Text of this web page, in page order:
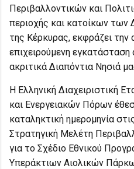
Περιβαλλοντικών και
περιοχής και κατοίκων των
της Κέρκυρας, εκφράζει την
επιχειρούμενη
ακριτικά Διαπόντια Νησιά
Η Ελληνική Διαχειριστική
και Ενεργειακών Πόρων
καταληκτική ημερομηνία
Στρατηγική Μελέτη
για το Σχέδιο Εθνικού
Υπεράκτιων Αιολικών